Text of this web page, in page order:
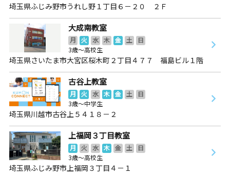
埼玉県ふじみ野市うれし野１丁目６－２０ ２Ｆ
大成南教室
月 火 水 木 金 土
日
3歳～高校生
埼玉県さいたま市大宮区桜木町２丁目４７７ 福島ビル１階
古谷上教室
月 火 水 木 金 土
日
3歳～中学生
埼玉県川越市古谷上５４１８－２
上福岡３丁目教室
月 火 水 木 金 土
日
3歳～高校生
埼玉県ふじみ野市上福岡３丁目４－１